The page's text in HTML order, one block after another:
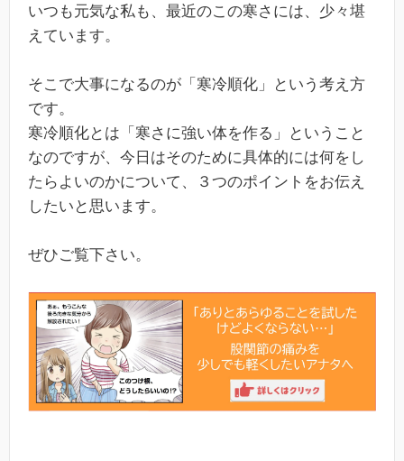
いつも元気な私も、最近のこの寒さには、少々堪
えています。
そこで大事になるのが「寒冷順化」という考え方
です。
寒冷順化とは「寒さに強い体を作る」ということ
なのですが、今日はそのために具体的には何をし
たらよいのかについて、３つのポイントをお伝え
したいと思います。
ぜひご覧下さい。